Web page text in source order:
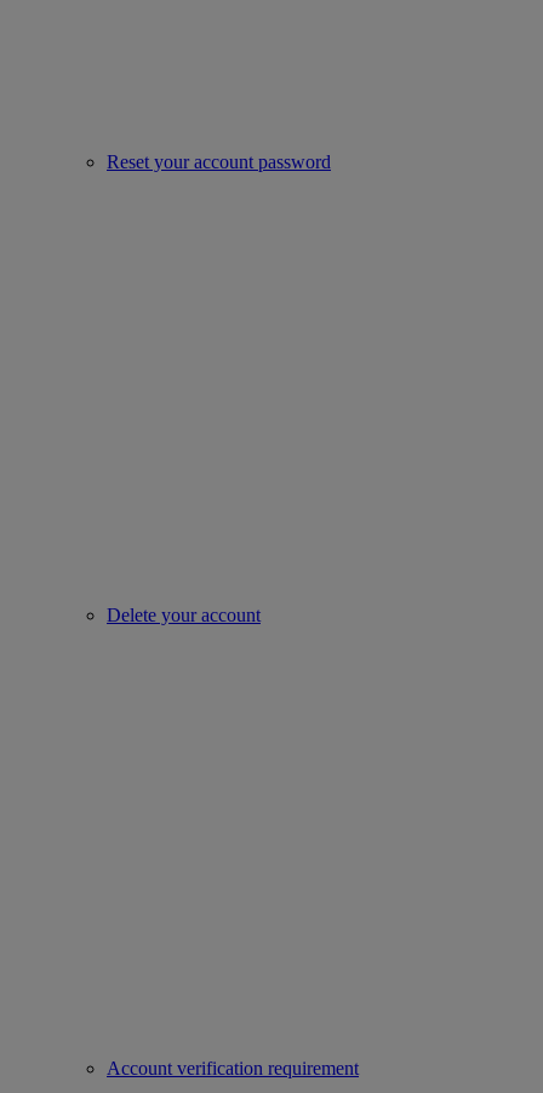
Reset your account password
Delete your account
Account verification requirement